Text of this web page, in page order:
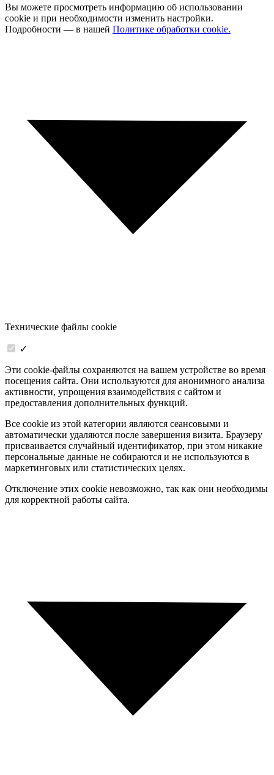
Вы можете просмотреть информацию об использовании
cookie и при необходимости изменить настройки.
Подробности — в нашей Политике обработки cookie.
Технические файлы cookie
✓
Эти cookie-файлы сохраняются на вашем устройстве во время
посещения сайта. Они используются для анонимного анализа
активности, упрощения взаимодействия с сайтом и
предоставления дополнительных функций.
Все cookie из этой категории являются сеансовыми и
автоматически удаляются после завершения визита. Браузеру
присваивается случайный идентификатор, при этом никакие
персональные данные не собираются и не используются в
маркетинговых или статистических целях.
Отключение этих cookie невозможно, так как они необходимы
для корректной работы сайта.